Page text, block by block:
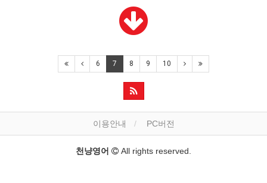
6 7 8 9 10
이용안내 PC버전
천냥영어 All rights reserved.